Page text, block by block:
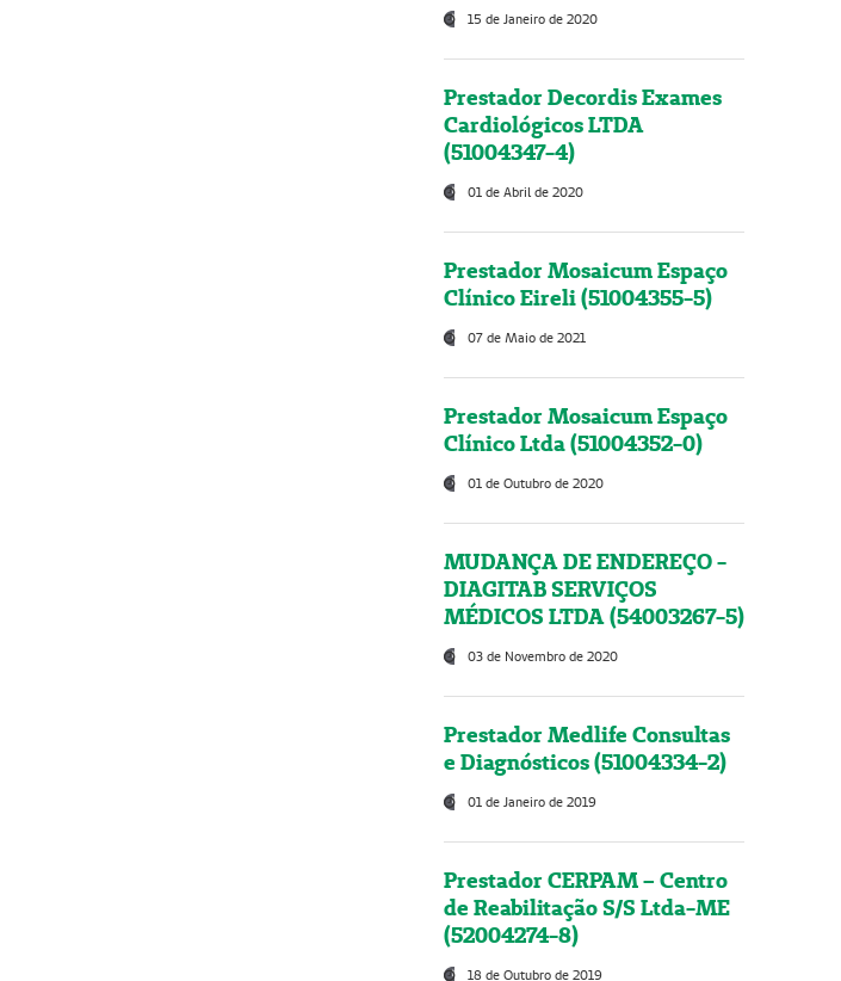
15 de Janeiro de 2020
Prestador Decordis Exames
Cardiológicos LTDA
(51004347-4)
01 de Abril de 2020
Prestador Mosaicum Espaço
Clínico Eireli (51004355-5)
07 de Maio de 2021
Prestador Mosaicum Espaço
Clínico Ltda (51004352-0)
01 de Outubro de 2020
MUDANÇA DE ENDEREÇO -
DIAGITAB SERVIÇOS
MÉDICOS LTDA (54003267-5)
03 de Novembro de 2020
Prestador Medlife Consultas
e Diagnósticos (51004334-2)
01 de Janeiro de 2019
Prestador CERPAM – Centro
de Reabilitação S/S Ltda-ME
(52004274-8)
18 de Outubro de 2019